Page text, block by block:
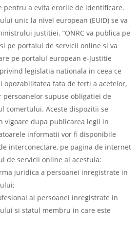
pentru a evita erorile de identificare.
unic la nivel european (EUID) se va
justitiei. “ONRC va publica pe
pe portalul de servicii online si va
pe portalul european e-Justitie
legislatia nationala in ceea ce
opozabilitatea fata de terti a acetelor,
supuse obligatiei de
comertului. Aceste dispozitii se
vigoare dupa publicarea legii in
informatii vor fi disponibile
interconectare, pe pagina de internet
de servicii online al acestuia:
juridica a persoanei inregistrate in
al persoanei inregistrate in
si statul membru in care este